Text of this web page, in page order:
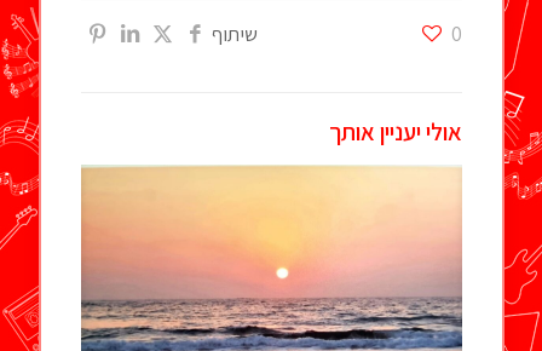
שיתוף 0
אולי יעניין אותך